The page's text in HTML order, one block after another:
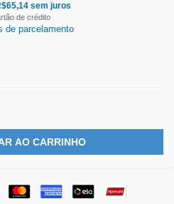
65,14 sem juros
de crédito
de parcelamento
AO CARRINHO